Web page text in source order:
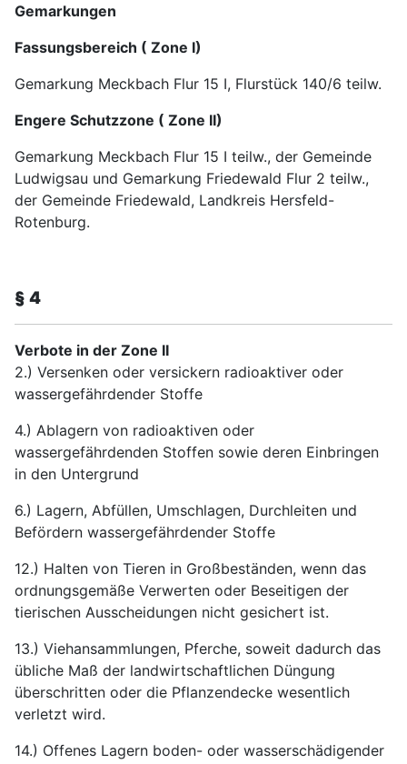
Gemarkungen
Fassungsbereich ( Zone I)
Gemarkung Meckbach Flur 15 I, Flurstück 140/6 teilw.
Engere Schutzzone ( Zone II)
Gemarkung Meckbach Flur 15 I teilw., der Gemeinde
Ludwigsau und Gemarkung Friedewald Flur 2 teilw.,
der Gemeinde Friedewald, Landkreis Hersfeld-
Rotenburg.
§ 4
Verbote in der Zone II
2.) Versenken oder versickern radioaktiver oder
wassergefährdender Stoffe
4.) Ablagern von radioaktiven oder
wassergefährdenden Stoffen sowie deren Einbringen
in den Untergrund
6.) Lagern, Abfüllen, Umschlagen, Durchleiten und
Befördern wassergefährdender Stoffe
12.) Halten von Tieren in Großbeständen, wenn das
ordnungsgemäße Verwerten oder Beseitigen der
tierischen Ausscheidungen nicht gesichert ist.
13.) Viehansammlungen, Pferche, soweit dadurch das
übliche Maß der landwirtschaftlichen Düngung
überschritten oder die Pflanzendecke wesentlich
verletzt wird.
14.) Offenes Lagern boden- oder wasserschädigender